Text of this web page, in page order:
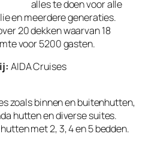
alles te doen voor alle
en meerdere generaties.
20 dekken waarvan 18
voor 5200 gasten.
AIDA Cruises
zoals binnen en buitenhutten,
hutten en diverse suites.
met 2, 3, 4 en 5 bedden.